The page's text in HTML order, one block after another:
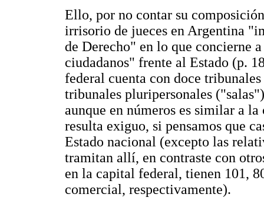
Ello, por no contar su
irrisorio de jueces en Argentina
de Derecho" en lo que concierne
ciudadanos" frente al Estado (p.
federal cuenta con doce
tribunales pluripersonales
aunque en números es similar a
resulta exiguo, si pensamos que
Estado nacional (excepto las
tramitan allí, en contraste con
en la capital federal, tienen 101,
comercial, respectivamente).